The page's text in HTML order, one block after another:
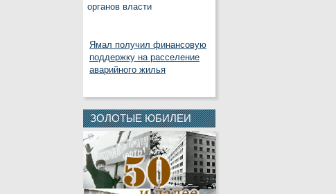
органов власти
Ямал получил финансовую
поддержку на расселение
аварийного жилья
ЗОЛОТЫЕ ЮБИЛЕИ